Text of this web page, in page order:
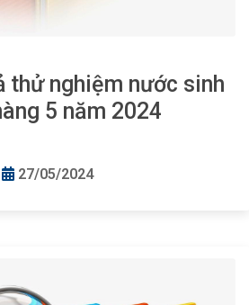
thử nghiệm nước sinh
5 năm 2024
27/05/2024